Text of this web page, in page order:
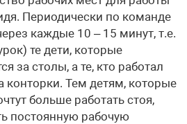
Периодически по команде
каждые 10 – 15 минут, т.е.
те дети, которые
за столы, а те, кто работал
конторки. Тем детям, которые
больше работать стоя,
постоянную рабочую